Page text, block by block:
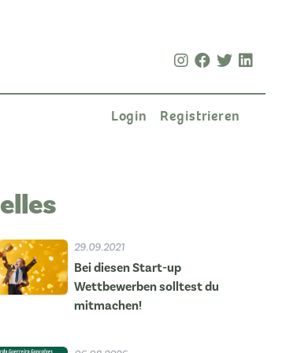
Login Registrieren
29.09.2021
Bei diesen Start-up
Wettbewerben solltest du
mitmachen!